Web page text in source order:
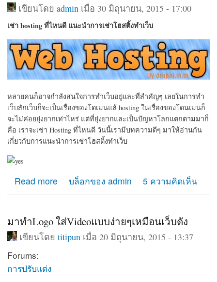
เขียนโดยadmin เมื่อ 30 มิถุนายน, 2015 - 17:00
เช่า hosting ที่ไหนดี แนะนำการเช่าโฮสติ้งทำเว็บ
หลายคนก็อาจกำลังสนใจการทำเว็บอยู่และที่สำคัญๆ เลยในการทำ
เว็บสักเว็บก็จะเป็นเรื่องของโดเมนแล้ hosting ในเรื่องของโดนเมนก็
จะไม่ค่อยยุ่งยากเท่าไหร่ แต่ที่ยุ่งยากและเป็นปัญหาโลกแตกตามมาก็
คือ เราจะเช่า Hosting ที่ไหนดี วันนี้เรามีบทความดีๆ มาให้อ่านกัน
เกี่ยวกับการแนะนำการเช่าโฮสติ้งทำเว็บ
Read more
about เช่า hosting ที่ไหนดี แนะนำการเช่าโฮสติ้งทำเว็บ
บล็อกของ admin 5 ความคิดเห็น
มาทำLogo ใส่Videoแบบง่ายๆเหมือนเว็บดัง
เขียนโดย titipun เมื่อ 20 มิถุนายน, 2015 - 13:37
Forums:
การปรับแต่ง